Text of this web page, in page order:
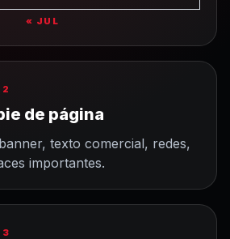
« JUL
de página
texto comercial, redes,
importantes.
3